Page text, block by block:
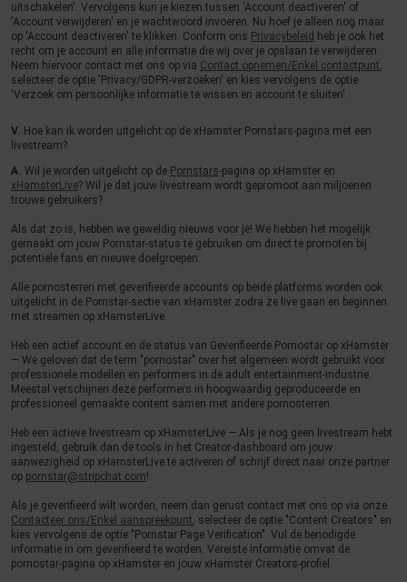
uitschakelen'. Vervolgens kun je kiezen tussen 'Account deactiveren' of
'Account verwijderen' en je wachtwoord invoeren. Nu hoef je alleen nog maar
op 'Account deactiveren' te klikken. Conform ons Privacybeleid heb je ook het
recht om je account en alle informatie die wij over je opslaan te verwijderen.
Neem hiervoor contact met ons op via Contact opnemen/Enkel contactpunt,
selecteer de optie 'Privacy/GDPR-verzoeken' en kies vervolgens de optie
'Verzoek om persoonlijke informatie te wissen en account te sluiten'.
V. Hoe kan ik worden uitgelicht op de xHamster Pornstars-pagina met een
livestream?
A. Wil je worden uitgelicht op de Pornstars-pagina op xHamster en
xHamsterLive? Wil je dat jouw livestream wordt gepromoot aan miljoenen
trouwe gebruikers?
Als dat zo is, hebben we geweldig nieuws voor je! We hebben het mogelijk
gemaakt om jouw Pornstar-status te gebruiken om direct te promoten bij
potentiële fans en nieuwe doelgroepen.
Alle pornosterren met geverifieerde accounts op beide platforms worden ook
uitgelicht in de Pornstar-sectie van xHamster zodra ze live gaan en beginnen
met streamen op xHamsterLive.
Heb een actief account en de status van Geverifieerde Pornostar op xHamster
— We geloven dat de term "pornostar" over het algemeen wordt gebruikt voor
professionele modellen en performers in de adult entertainment-industrie.
Meestal verschijnen deze performers in hoogwaardig geproduceerde en
professioneel gemaakte content samen met andere pornosterren.
Heb een actieve livestream op xHamsterLive — Als je nog geen livestream hebt
ingesteld, gebruik dan de tools in het Creator-dashboard om jouw
aanwezigheid op xHamsterLive te activeren of schrijf direct naar onze partner
op pornstar@stripchat.com!
Als je geverifieerd wilt worden, neem dan gerust contact met ons op via onze
Contacteer ons/Enkel aanspreekpunt, selecteer de optie "Content Creators" en
kies vervolgens de optie "Pornstar Page Verification". Vul de benodigde
informatie in om geverifieerd te worden. Vereiste informatie omvat de
pornostar-pagina op xHamster en jouw xHamster Creators-profiel.